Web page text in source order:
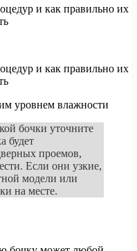
уровнем влажности
бочки уточните
будет
проемов,
Если они узкие,
модели или
на месте.